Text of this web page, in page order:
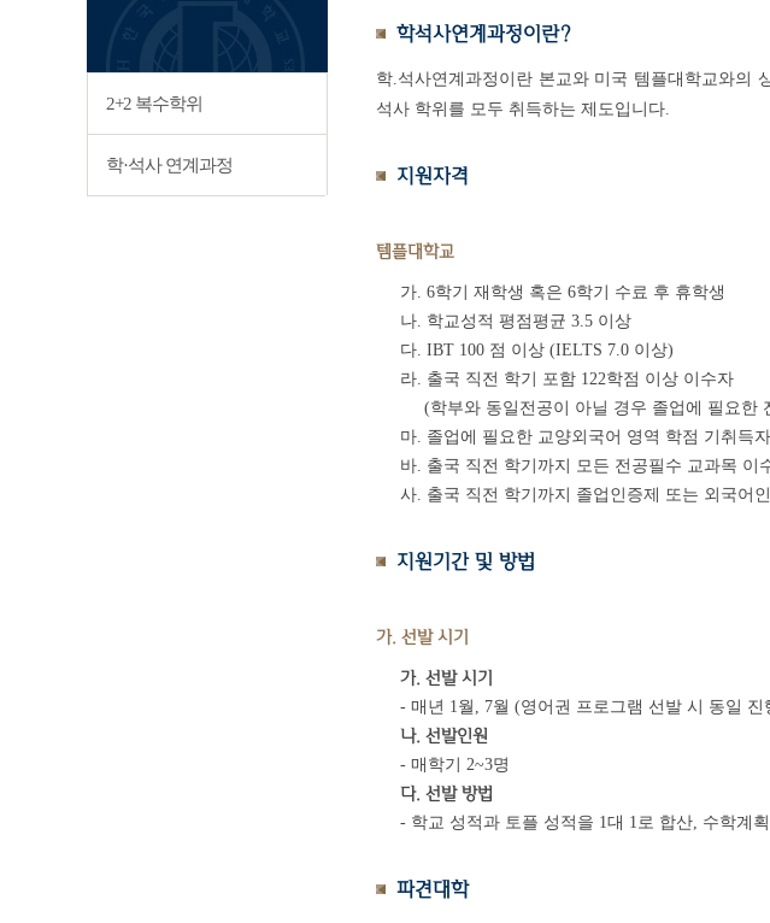
2+2 복수학위
학·석사 연계과정
학석사연계과정이란?
학.석사연계과정이란 본교와 미국 템플대학교와의
석사 학위를 모두 취득하는 제도입니다.
지원자격
템플대학교
가. 6학기 재학생 혹은 6학기 수료 후 휴학생
나. 학교성적 평점평균 3.5 이상
다. IBT 100 점 이상 (IELTS 7.0 이상)
라. 출국 직전 학기 포함 122학점 이상 이수자
(학부와 동일전공이 아닐 경우 졸업에 필요한
마. 졸업에 필요한 교양외국어 영역 학점 기취득자
바. 출국 직전 학기까지 모든 전공필수 교과목 이
사. 출국 직전 학기까지 졸업인증제 또는 외국어
지원기간 및 방법
가. 선발 시기
가. 선발 시기
- 매년 1월, 7월 (영어권 프로그램 선발 시 동일 진
나. 선발인원
- 매학기 2~3명
다. 선발 방법
- 학교 성적과 토플 성적을 1대 1로 합산, 수학계
파견대학